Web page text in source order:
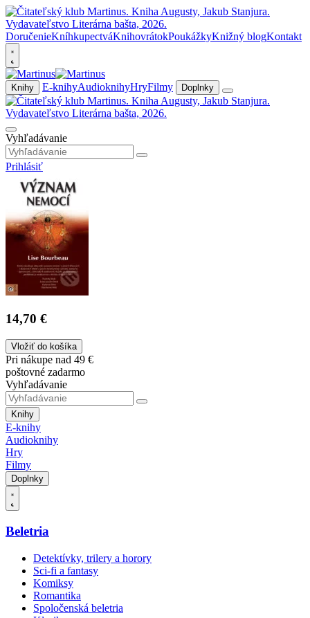
DoručenieKníhkupectváKnihovrátokPoukážkyKnižný blogKontakt
Knihy E-knihyAudioknihyHryFilmy Doplnky
Vyhľadávanie
Prihlásiť
14,70 €
Vložiť do košíka
Pri nákupe nad 49 €
poštovné zadarmo
Vyhľadávanie
Knihy
E-knihy
Audioknihy
Hry
Filmy
Doplnky
Beletria
Detektívky, trilery a horory
Sci-fi a fantasy
Komiksy
Romantika
Spoločenská beletria